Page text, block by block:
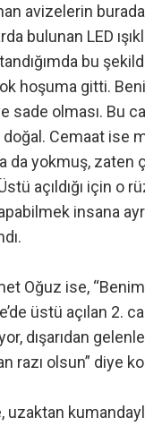
avizelerin
bulunan LED
bu
hoşuma gitti.
sade olması. Bu
Cemaat ise
da yokmuş, zaten
açıldığı için o
insana
Oğuz ise,
üstü açılan 2.
dışarıdan
razı olsun” diye
uzaktan